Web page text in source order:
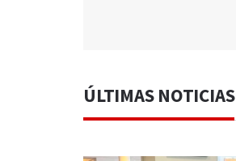
ÚLTIMAS NOTICIAS